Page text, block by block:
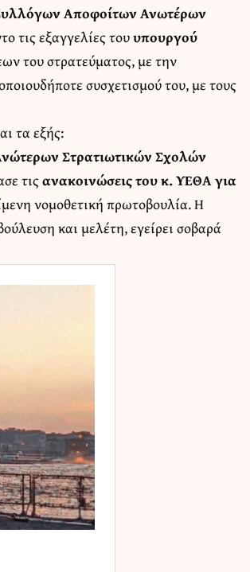
Αποφοίτων Ανωτέρων
τις εξαγγελίες τουυπουργού
του στρατεύματος, με την
συσχετισμού του, με τους
τα εξής:
Στρατιωτικών Σχολών
τιςανακοινώσεις του κ. ΥΕΘΑ για
νομοθετική πρωτοβουλία. Η
και μελέτη, εγείρει σοβαρά